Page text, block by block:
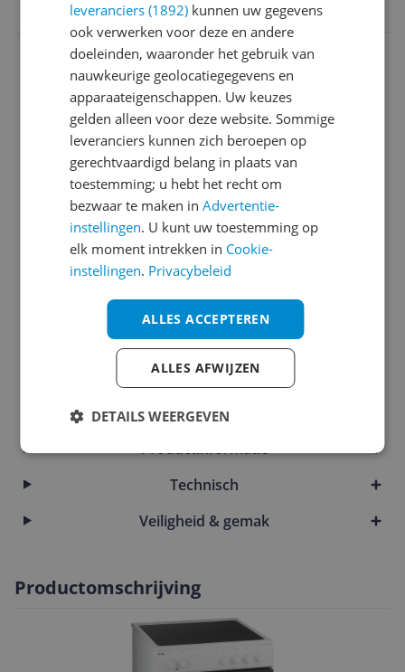
8715393215505
Aansluitingen
Afmetingen
Algemeen
Algemene kenmerken
Bediening & functies
Capaciteit
Functies
Introductie en ondersteuning
Kookzones
Mogelijke vereisten instellen en gebruik
Overige kenmerken
Productinformatie
Technisch
Veiligheid & gemak
Productomschrijving
leveranciers (1892) kunnen uw gegevens
ook verwerken voor deze en andere
doeleinden, waaronder het gebruik van
nauwkeurige geolocatiegegevens en
apparaateigenschappen. Uw keuzes
gelden alleen voor deze website. Sommige
leveranciers kunnen zich beroepen op
gerechtvaardigd belang in plaats van
toestemming; u hebt het recht om
bezwaar te maken inAdvertentie-
instellingen. U kunt uw toestemming op
elk moment intrekken in Cookie-
instellingen. Privacybeleid
ALLES ACCEPTEREN
ALLES AFWIJZEN
DETAILS WEERGEVEN